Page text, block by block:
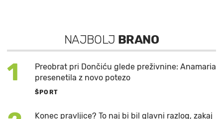
NAJBOLJ BRANO
1
Preobrat pri Dončiću glede preživnine: Anamaria
presenetila z novo potezo
ŠPORT
Konec pravljice? To naj bi bil glavni razlog, zakaj